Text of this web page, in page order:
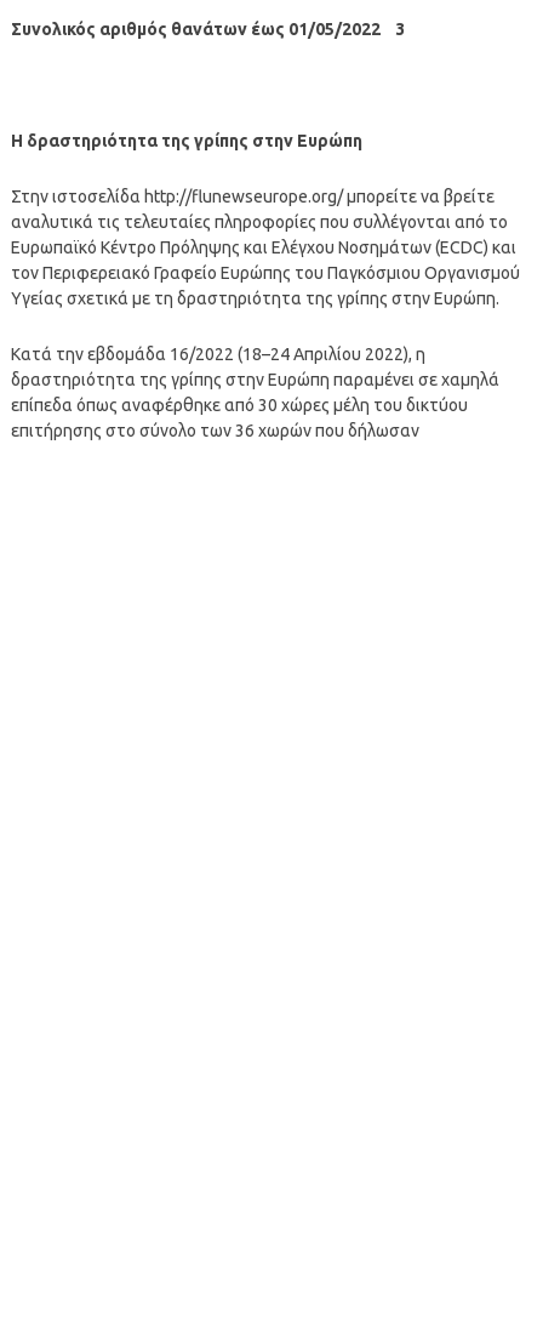
Συνολικός αριθμός θανάτων έως 01/05/2022 3
Η δραστηριότητα της γρίπης στην Ευρώπη
Στην ιστοσελίδα http://flunewseurope.org/ μπορείτε να βρείτε
αναλυτικά τις τελευταίες πληροφορίες που συλλέγονται από το
Ευρωπαϊκό Κέντρο Πρόληψης και Ελέγχου Νοσημάτων (ECDC) και
τον Περιφερειακό Γραφείο Ευρώπης του Παγκόσμιου Οργανισμού
Υγείας σχετικά με τη δραστηριότητα της γρίπης στην Ευρώπη.
Κατά την εβδομάδα 16/2022 (18–24 Απριλίου 2022), η
δραστηριότητα της γρίπης στην Ευρώπη παραμένει σε χαμηλά
επίπεδα όπως αναφέρθηκε από 30 χώρες μέλη του δικτύου
επιτήρησης στο σύνολο των 36 χωρών που δήλωσαν